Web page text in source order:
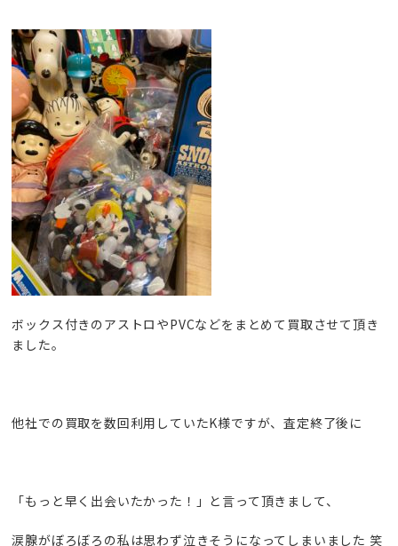
ボックス付きのアストロやPVCなどをまとめて買取させて頂き
ました。
他社での買取を数回利用していたK様ですが、査定終了後に
「もっと早く出会いたかった！」と言って頂きまして、
涙腺がぼろぼろの私は思わず泣きそうになってしまいました 笑